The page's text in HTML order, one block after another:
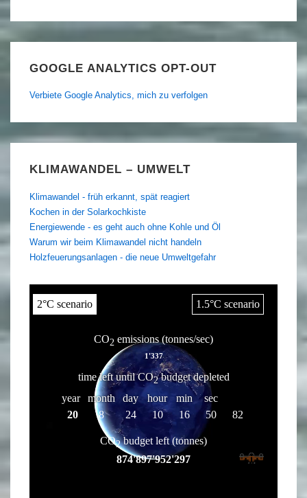
GOOGLE ANALYTICS OPT-OUT
Verbiete Google Analytics, mich zu verfolgen
KLIMAWANDEL – UMWELT
Klimawandel - früh erkannt, spät reagiert
Kochen in der Solarkochkiste
Energiewende - es geht auch ohne Kohle und Öl
Warum wir beim Klimawandel nicht handeln
Holzfeuerungsanlagen - die neue Umweltgefahr